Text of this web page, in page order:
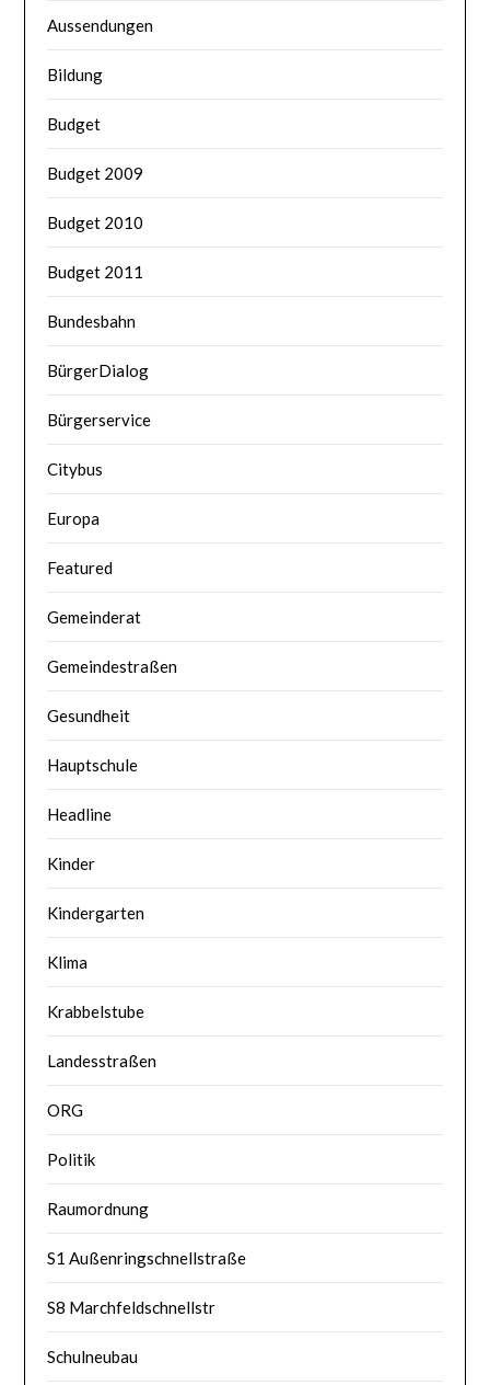
Aussendungen
Bildung
Budget
Budget 2009
Budget 2010
Budget 2011
Bundesbahn
BürgerDialog
Bürgerservice
Citybus
Europa
Featured
Gemeinderat
Gemeindestraßen
Gesundheit
Hauptschule
Headline
Kinder
Kindergarten
Klima
Krabbelstube
Landesstraßen
ORG
Politik
Raumordnung
S1 Außenringschnellstraße
S8 Marchfeldschnellstr
Schulneubau